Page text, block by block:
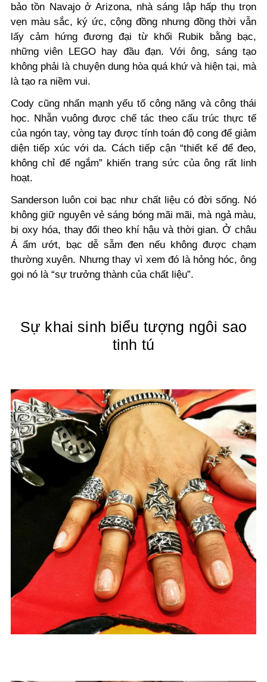
bảo tồn Navajo ở Arizona, nhà sáng lập hấp thụ trọn
vẹn màu sắc, ký ức, cộng đồng nhưng đồng thời vẫn
lấy cảm hứng đương đại từ khối Rubik bằng bạc,
những viên LEGO hay đầu đạn. Với ông, sáng tạo
không phải là chuyện dung hòa quá khứ và hiện tại, mà
là tạo ra niềm vui.
Cody cũng nhấn mạnh yếu tố công năng và công thái
học. Nhẫn vuông được chế tác theo cấu trúc thực tế
của ngón tay, vòng tay được tính toán độ cong để giảm
diện tiếp xúc với da. Cách tiếp cận “thiết kế để đeo,
không chỉ để ngắm” khiến trang sức của ông rất linh
hoạt.
Sanderson luôn coi bạc như chất liệu có đời sống. Nó
không giữ nguyên vẻ sáng bóng mãi mãi, mà ngả màu,
bị oxy hóa, thay đổi theo khí hậu và thời gian. Ở châu
Á ẩm ướt, bạc dễ sẫm đen nếu không được chạm
thường xuyên. Nhưng thay vì xem đó là hỏng hóc, ông
gọi nó là “sự trưởng thành của chất liệu”.
Sự khai sinh biểu tượng ngôi sao
tinh tú